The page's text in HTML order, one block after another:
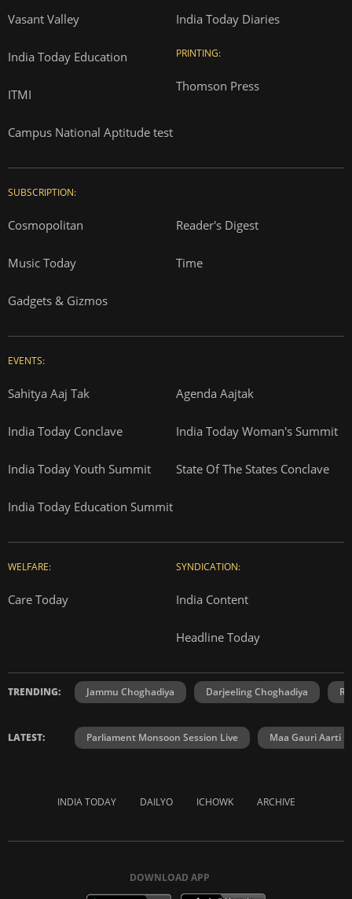
Vasant Valley
India Today Education
ITMI
Campus National Aptitude test
India Today Diaries
PRINTING:
Thomson Press
SUBSCRIPTION:
Cosmopolitan Reader's Digest
Music Today Time
Gadgets & Gizmos
EVENTS:
Sahitya Aaj Tak Agenda Aajtak
India Today Conclave India Today Woman's Summit
India Today Youth Summit State Of The States Conclave
India Today Education Summit
WELFARE:
Care Today
SYNDICATION:
India Content
Headline Today
TRENDING: Jammu Choghadiya Darjeeling Choghadiya
LATEST: Parliament Monsoon Session Live Maa Gauri Aarti
INDIA TODAY DAILYO ICHOWK ARCHIVE
DOWNLOAD APP